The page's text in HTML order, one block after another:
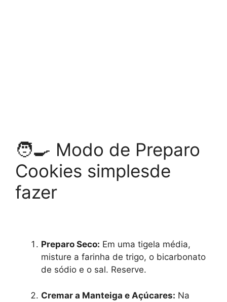
🧑‍🍳 Modo de Preparo
Cookies simplesde
fazer
Preparo Seco: Em uma tigela média,
misture a farinha de trigo, o bicarbonato
de sódio e o sal. Reserve.
Cremar a Manteiga e Açúcares: Na